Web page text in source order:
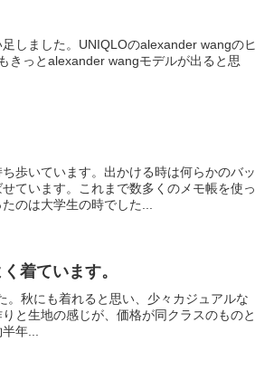
しました。UNIQLOのalexander wangのヒ
きっとalexander wangモデルが出ると思
歩いています。出かける時は何らかのバッ
ています。これまで数多くのメモ帳を使っ
のは大学生の時でした...
着ています。
秋にも着れると思い、少々カジュアルな
と生地の感じが、価格が同クラスのものと
年...